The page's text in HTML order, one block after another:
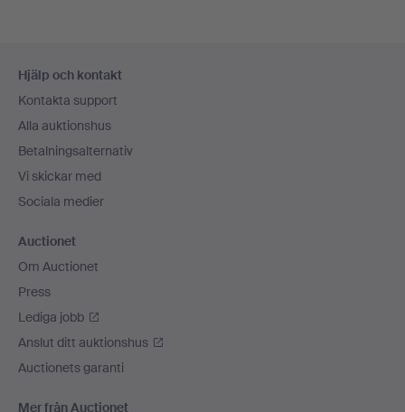
Hjälp och kontakt
Kontakta support
Alla auktionshus
Betalningsalternativ
Vi skickar med
Sociala medier
Auctionet
Om Auctionet
Press
Lediga jobb
Anslut ditt auktionshus
Auctionets garanti
Mer från Auctionet